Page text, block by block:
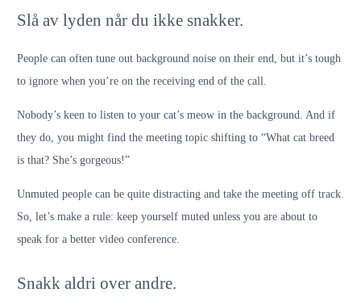
Slå av lyden når du ikke snakker.
People can often tune out background noise on their end, but it’s tough
to ignore when you’re on the receiving end of the call.
Nobody’s keen to listen to your cat’s meow in the background. And if
they do, you might find the meeting topic shifting to “What cat breed
is that? She’s gorgeous!”
Unmuted people can be quite distracting and take the meeting off track.
So, let’s make a rule: keep yourself muted unless you are about to
speak for a better video conference.
Snakk aldri over andre.